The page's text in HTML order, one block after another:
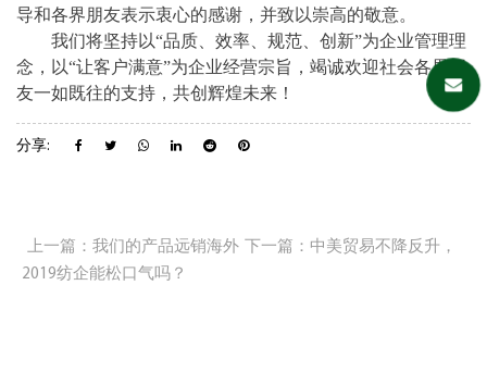
导和各界朋友表示衷心的感谢，并致以崇高的敬意。
我们将坚持以“品质、效率、规范、创新”为企业管理理
念，以“让客户满意”为企业经营宗旨，竭诚欢迎社会各界朋
友一如既往的支持，共创辉煌未来！
分享:
上一篇：我们的产品远销海外
下一篇：中美贸易不降反升，
2019纺企能松口气吗？